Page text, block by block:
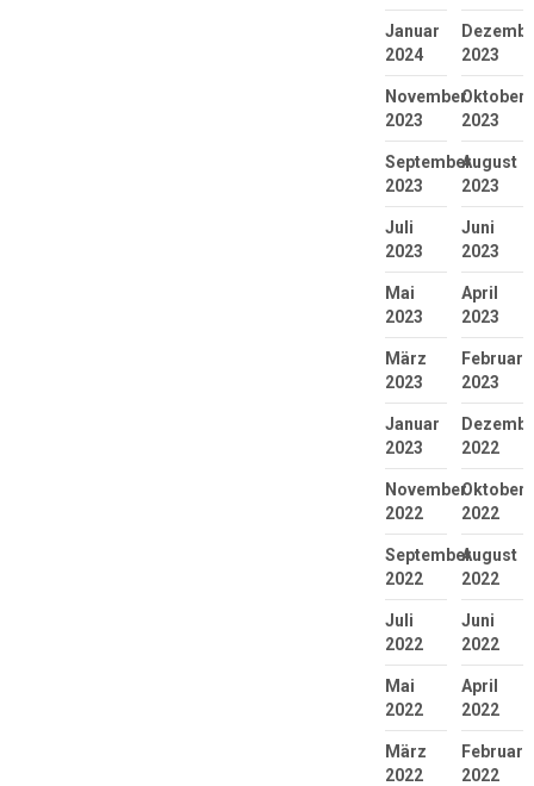
Januar
2024
2023
November
2023
Oktober
2023
September
2023
August
2023
Juli
2023
Juni
2023
Mai
2023
April
2023
März
2023
Februar
2023
Januar
2023
2022
November
2022
Oktober
2022
September
2022
August
2022
Juli
2022
Juni
2022
Mai
2022
April
2022
März
2022
Februar
2022